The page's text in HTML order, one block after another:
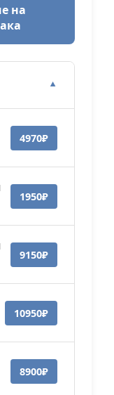
на
▼
4970₽
1950₽
9150₽
10950₽
8900₽